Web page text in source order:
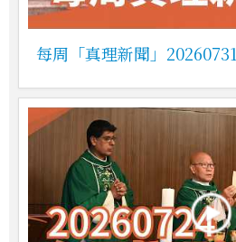
每周「真理新聞」20260731